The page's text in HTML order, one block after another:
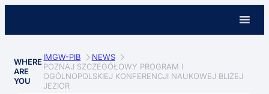
WHERE
ARE
YOU
IMGW-PIB
NEWS
POZNAJ SZCZEGÓŁOWY PROGRAM I
OGÓLNOPOLSKIEJ KONFERENCJI NAUKOWEJ BLIŻEJ
JEZIOR